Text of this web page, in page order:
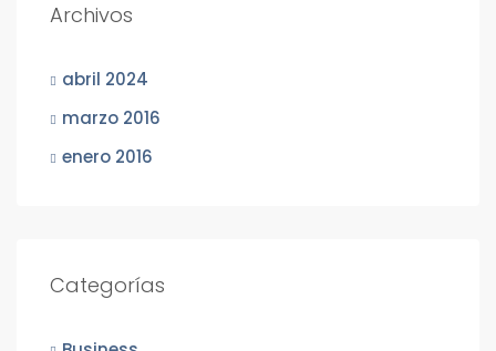
Archivos
abril 2024
marzo 2016
enero 2016
Categorías